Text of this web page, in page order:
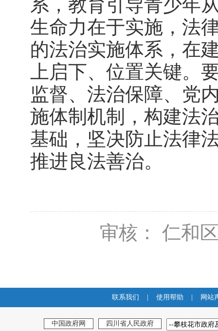
系，教育引导青少年
生命力在于实施，法
的法治实施体系，在
上启下、位置关键。
监督、法治保障、党
施体制机制，构建法
基础，坚决防止法律
推进良法善治。
审核： 仁和
联系我们 使用帮助 网站
中国政府网 四川省人民政府